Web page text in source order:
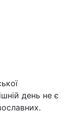
день не є